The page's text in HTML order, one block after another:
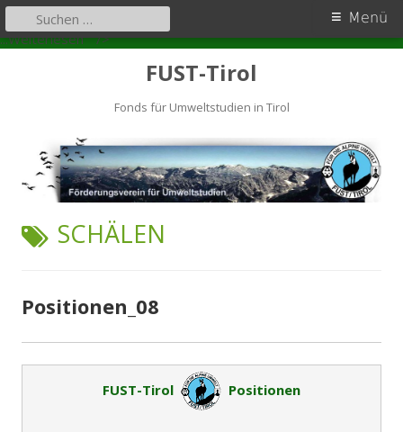
...WeiterlesenPositionen_08
" />Zum
springenFUST-Tirol
Fonds für Umweltstudien in Tirol
Primäres
Menü
Menü
Suchen
nach:
SCHLAGWORT:
SCHÄLEN
Positionen_08
FUST-Tirol Positionen